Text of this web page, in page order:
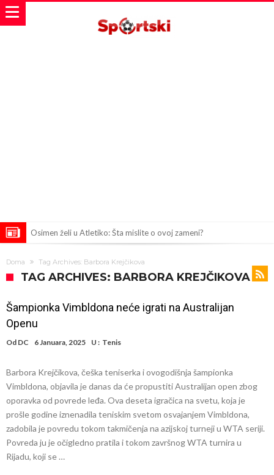
Osimen želi u Atletiko: Šta mislite o ovoj zameni?
Predsednik velikana potvrdio pregovore sa Dušanom Vlahovićem
Španci uvode nova pravila ove sezone
Dok Real čeka na Vinisijusa, Perez zaključio najskuplji transfer svih
vremena!
Novi transferi: Levi bek iz Španije i golman iz Portugala za moćni
Čelsi?!
FIFA je u potpunom haosu! Potez Đanija Infantina šokirao ceo
fudbalski svet.
Doma Tag Archives: Barbora Krejčikova
TAG ARCHIVES: BARBORA KREJČIKOVA
Šampionka Vimbldona neće igrati na Australijan
Openu
Od DC 6 Januara, 2025 U : Tenis
Barbora Krejčikova, češka teniserka i ovogodišnja šampionka
Vimbldona, objavila je danas da će propustiti Australijan open zbog
oporavka od povrede leđa. Ova deseta igračica na svetu, koja je
prošle godine iznenadila teniskim svetom osvajanjem Vimbldona,
zadobila je povredu tokom takmičenja na azijskoj turneji u WTA seriji.
Povreda ju je očigledno pratila i tokom završnog WTA turnira u
Rijadu, koji se …